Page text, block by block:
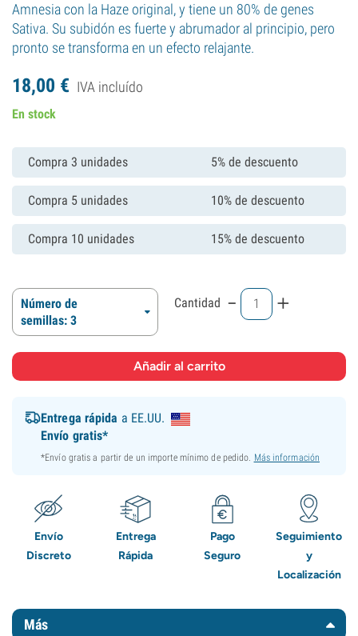
Amnesia con la Haze original, y tiene un 80% de genes
Sativa. Su subidón es fuerte y abrumador al principio, pero
pronto se transforma en un efecto relajante.
18,00 € IVA incluído
En stock
Compra 3 unidades 5% de descuento
Compra 5 unidades 10% de descuento
Compra 10 unidades 15% de descuento
Número de
semillas: 3
Cantidad - +
Entrega rápida a EE.UU.
Envío gratis*
*Envío gratis a partir de un importe mínimo de pedido. Más información
Envío
Discreto
Entrega
Rápida
Pago
Seguro
Seguimiento
y
Localización
Más